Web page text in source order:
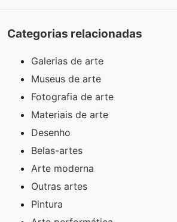
Categorias relacionadas
Galerias de arte
Museus de arte
Fotografia de arte
Materiais de arte
Desenho
Belas-artes
Arte moderna
Outras artes
Pintura